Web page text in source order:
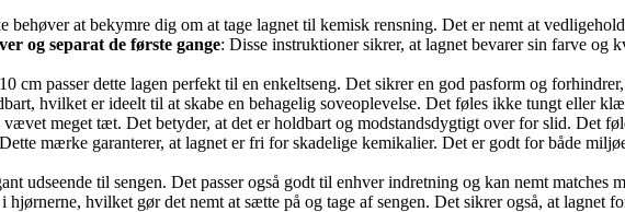
behøver at bekymre dig om at tage lagnet til kemisk rensning. Det er nemt at
og separat de første gange: Disse instruktioner sikrer, at lagnet bevarer sin farve og
cm passer dette lagen perfekt til en enkeltseng. Det sikrer en god pasform og
hvilket er ideelt til at skabe en behagelig soveoplevelse. Det føles ikke tungt eller
vævet meget tæt. Det betyder, at det er holdbart og modstandsdygtigt over for slid. Det
mærke garanterer, at lagnet er fri for skadelige kemikalier. Det er godt for både
udseende til sengen. Det passer også godt til enhver indretning og kan nemt matches
hjørnerne, hvilket gør det nemt at sætte på og tage af sengen. Det sikrer også, at lagnet